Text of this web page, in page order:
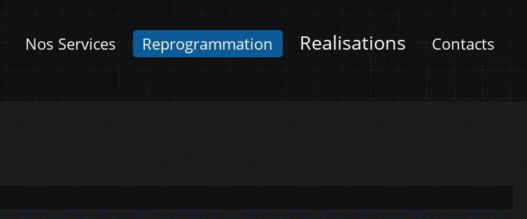
Nos Services Reprogrammation Realisations Contacts